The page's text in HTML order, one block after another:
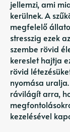
jellemzi, ami
kerülnek. A
megfelelő
stresszig ezek
szembe rövid
kereslet hajtja
rövid
nyomása
rávilágít arra,
kezelésével